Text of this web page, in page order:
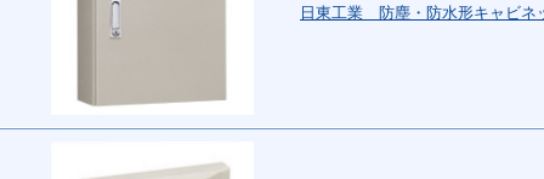
日東工業 防塵・防水形キャビネ